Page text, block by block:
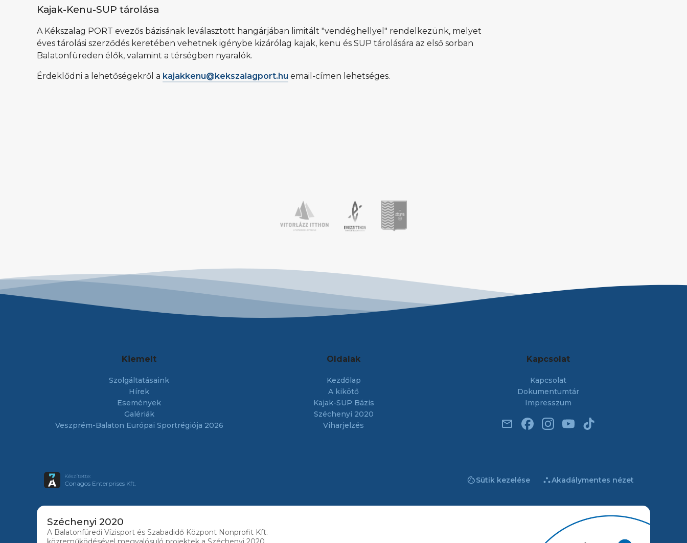
Kajak-Kenu-SUP tárolása
A Kékszalag PORT evezős bázisának leválasztott hangárjában limitált "vendéghellyel" rendelkezünk, melyet
éves tárolási szerződés keretében vehetnek igénybe kizárólag kajak, kenu és SUP tárolására az első sorban
Balatonfüreden élők, valamint a térségben nyaralók.
Érdeklődni a lehetőségekről a kajakkenu@kekszalagport.hu email-címen lehetséges.
Kiemelt
Szolgáltatásaink
Hírek
Események
Galériák
Veszprém-Balaton Európai Sportrégiója 2026
Oldalak
Kezdőlap
A kikötő
Kajak-SUP Bázis
Széchenyi 2020
Viharjelzés
Kapcsolat
Kapcsolat
Dokumentumtár
Impresszum
email
Készítette:
Conagos Enterprises Kft. cookieSütik kezelése atrAkadálymentes nézet
Széchenyi 2020
A Balatonfüredi Vízisport és Szabadidő Központ Nonprofit Kft.